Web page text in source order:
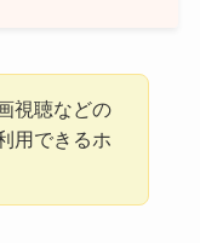
視聴などの
用できるホ